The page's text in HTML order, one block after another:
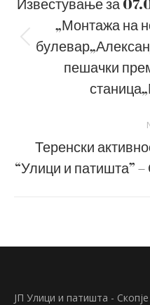
„Монтажа на
пешачки
Теренски
“Улици и патишта”
ЈП Улици и патишта -